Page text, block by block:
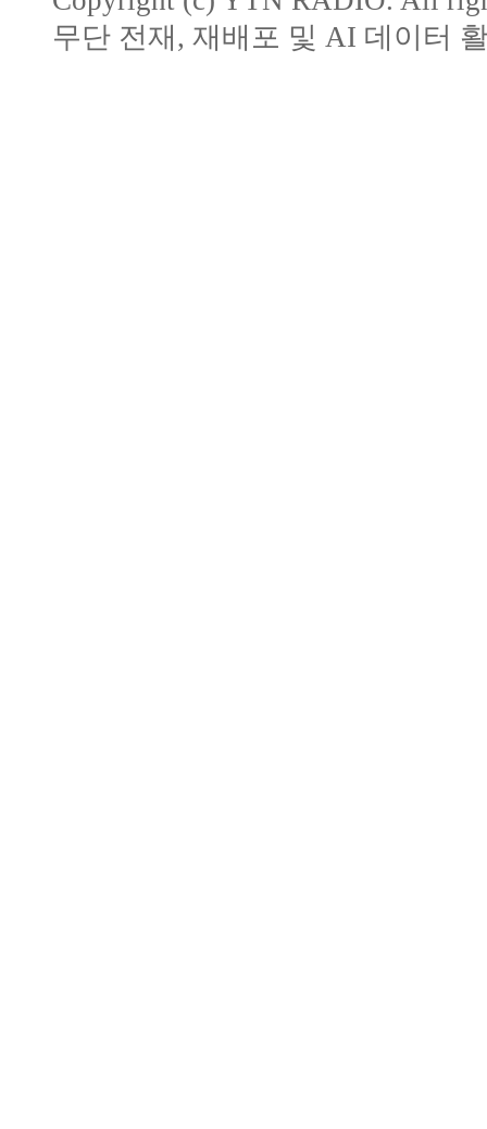
무단 전재, 재배포 및 AI 데이터